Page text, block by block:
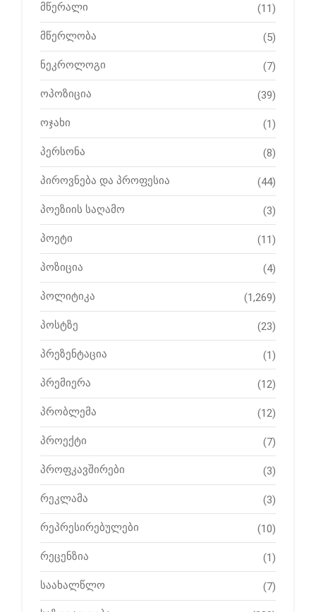
მწერალი (11)
მწერლობა (5)
ნეკროლოგი (7)
ოპოზიცია (39)
ოჯახი (1)
პერსონა (8)
პიროვნება და პროფესია (44)
პოეზიის საღამო (3)
პოეტი (11)
პოზიცია (4)
პოლიტიკა (1,269)
პოსტზე (23)
პრეზენტაცია (1)
პრემიერა (12)
პრობლემა (12)
პროექტი (7)
პროფკავშირები (3)
რეკლამა (3)
რეპრესირებულები (10)
რეცენზია (1)
საახალწლო (7)